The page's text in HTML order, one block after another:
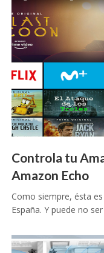
Controla tu
Amazon Echo
Como siempre, ésta
España. Y puede no